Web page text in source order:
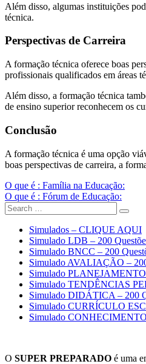
Além disso, algumas instituições
técnica.
Perspectivas de Carreira
A formação técnica oferece boas
profissionais qualificados em áreas
Além disso, a formação técnica
de ensino superior reconhecem os
Conclusão
A formação técnica é uma opção
boas perspectivas de carreira, a
Navegação
de
Post
O que é : Família na Educação:
O que é : Fórum de Educação:
Search
for:
Search
Simulados – CLIQUE AQUI
Simulado LDB – 200
Simulado BNCC – 200
Simulado AVALIAÇÃO –
Simulado
Simulado TENDÊNCIAS
Simulado DIDÁTICA – 200
Simulado CURRÍCULO
Simulado
O SUPER PREPARADO é uma